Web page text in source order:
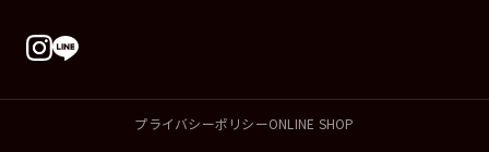
プライバシーポリシーONLINE SHOP